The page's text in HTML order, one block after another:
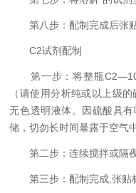
第八步：配制完成后张贴
C2试剂配制
第一步：将整瓶
（请使用分析纯或以上级
无色透明液体。因硫酸具
储，切勿长时间暴露于空气
第二步：连续搅拌或隔夜
第三步：配制完成,张贴